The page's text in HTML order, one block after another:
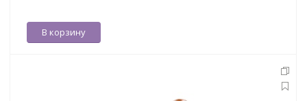
В корзину